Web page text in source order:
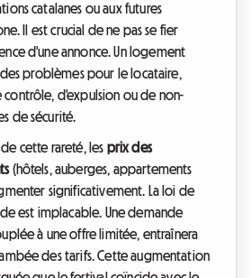
catalanes ou aux futures
Il est crucial de ne pas se fier
d'une annonce. Un logement
problèmes pour le locataire,
contrôle, d'expulsion ou de non-
de sécurité.
cette rareté, les prix des
(hôtels, auberges, appartements
significativement. La loi de
est implacable. Une demande
à une offre limitée, entraînera
des tarifs. Cette augmentation